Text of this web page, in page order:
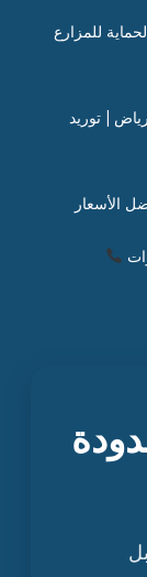
للمزارع
| توريد
الأسعار